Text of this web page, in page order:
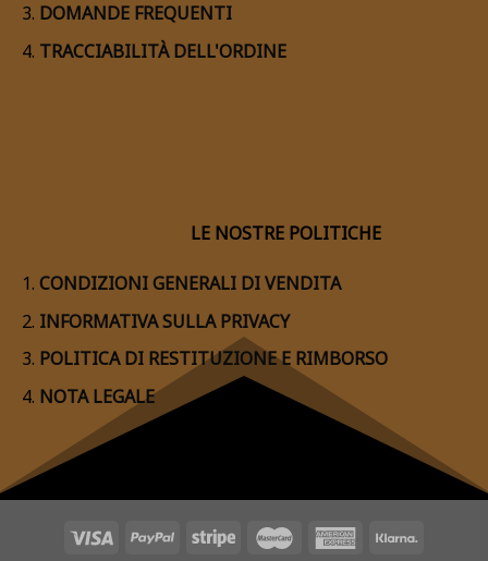
DOMANDE FREQUENTI
TRACCIABILITÀ DELL'ORDINE
LE NOSTRE POLITICHE
CONDIZIONI GENERALI DI VENDITA
INFORMATIVA SULLA PRIVACY
POLITICA DI RESTITUZIONE E RIMBORSO
NOTA LEGALE